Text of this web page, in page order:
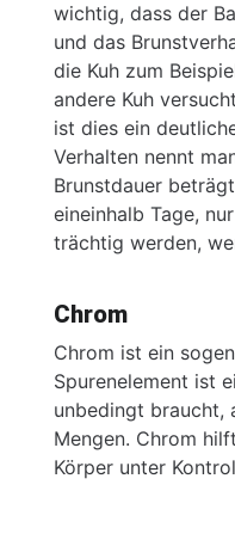
wichtig, dass der
und das
die Kuh zum
andere Kuh
ist dies ein
Verhalten nennt
Brunstdauer
eineinhalb Tage,
trächtig werden,
Chrom
Chrom ist ein
Spurenelement ist
unbedingt braucht,
Mengen. Chrom
Körper unter